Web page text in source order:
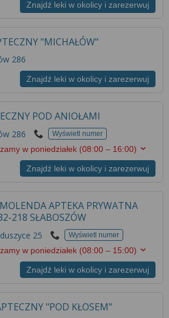
Znajdź leki w okolicy i zarezerwuj
"MICHAŁÓW"
286
Znajdź leki w okolicy i zarezerwuj
POD ANIOŁAMI
286 Wyświetl numer
w poniedziałek (08:00 – 16:00)
Znajdź leki w okolicy i zarezerwuj
APTEKA PRYWATNA
218 SŁABOSZÓW
25 Wyświetl numer
w poniedziałek (08:00 – 15:00)
Znajdź leki w okolicy i zarezerwuj
"POD KŁOSEM"
na temat wykorzystywania